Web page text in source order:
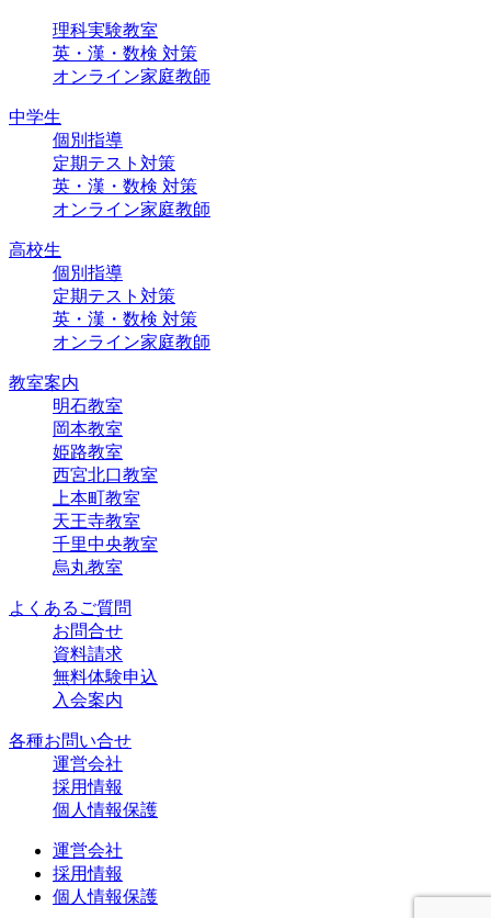
理科実験教室
英・漢・数検 対策
オンライン家庭教師
中学生
個別指導
定期テスト対策
英・漢・数検 対策
オンライン家庭教師
高校生
個別指導
定期テスト対策
英・漢・数検 対策
オンライン家庭教師
教室案内
明石教室
岡本教室
姫路教室
西宮北口教室
上本町教室
天王寺教室
千里中央教室
烏丸教室
よくあるご質問
お問合せ
資料請求
無料体験申込
入会案内
各種お問い合せ
運営会社
採用情報
個人情報保護
運営会社
採用情報
個人情報保護